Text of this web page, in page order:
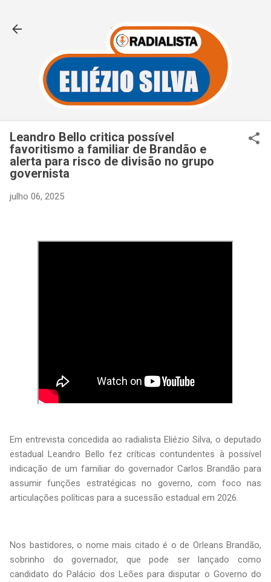
Leandro Bello critica possível
favoritismo a familiar de Brandão e
alerta para risco de divisão no grupo
governista
julho 06, 2025
Em entrevista concedida ao radialista Eliézio Silva, o deputado
estadual Leandro Bello fez críticas contundentes à possível
indicação de um familiar do governador Carlos Brandão para
assumir funções estratégicas no governo, com foco nas
articulações políticas para a sucessão estadual em 2026.
Nos bastidores, o nome mais citado é o de Orleans Brandão,
sobrinho do governador, que pode ser lançado como
candidato do Palácio dos Leões para disputar o Governo do